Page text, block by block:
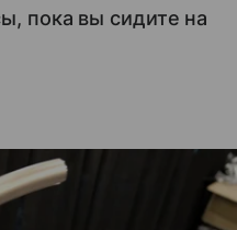
пока вы сидите на